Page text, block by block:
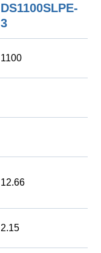
DS1100SLPE-
3
1100
12.66
2.15